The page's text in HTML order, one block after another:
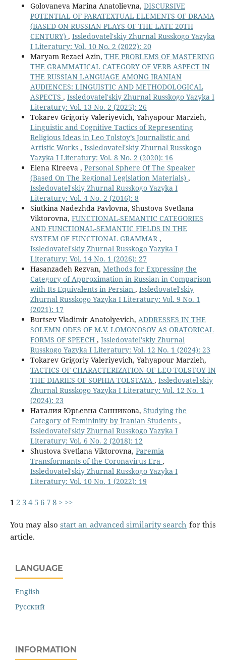
Golovaneva Marina Anatolievna, DISCURSIVE
POTENTIAL OF PARATEXTUAL ELEMENTS OF DRAMA
(BASED ON RUSSIAN PLAYS OF THE LATE 20TH
CENTURY) , Issledovatel'skiy Zhurnal Russkogo Yazyka
I Literatury: Vol. 10 No. 2 (2022): 20
Maryam Rezaei Azin, THE PROBLEMS OF MASTERING
THE GRAMMATICAL CATEGORY OF VERB ASPECT IN
THE RUSSIAN LANGUAGE AMONG IRANIAN
AUDIENCES: LINGUISTIC AND METHODOLOGICAL
ASPECTS , Issledovatel'skiy Zhurnal Russkogo Yazyka I
Literatury: Vol. 13 No. 2 (2025): 26
Tokarev Grigoriy Valeriyevich, Yahyapour Marzieh,
Linguistic and Cognitive Tactics of Representing
Religious Ideas in Leo Tolstoy’s Journalistic and
Artistic Works , Issledovatel'skiy Zhurnal Russkogo
Yazyka I Literatury: Vol. 8 No. 2 (2020): 16
Elena Kireeva , Personal Sphere Of The Speaker
(Based On The Regional Legislation Materials) ,
Issledovatel'skiy Zhurnal Russkogo Yazyka I
Literatury: Vol. 4 No. 2 (2016): 8
Siutkina Nadezhda Pavlovna, Shustova Svetlana
Viktorovna, FUNCTIONAL-SEMANTIC CATEGORIES
AND FUNCTIONAL-SEMANTIC FIELDS IN THE
SYSTEM OF FUNCTIONAL GRAMMAR,
Issledovatel'skiy Zhurnal Russkogo Yazyka I
Literatury: Vol. 14 No. 1 (2026): 27
Hasanzadeh Rezvan, Methods for Expressing the
Category of Approximation in Russian in Comparison
with Its Equivalents in Persian , Issledovatel'skiy
Zhurnal Russkogo Yazyka I Literatury: Vol. 9 No. 1
(2021): 17
Burtsev Vladimir Anatolyevich, ADDRESSES IN THE
SOLEMN ODES OF M.V. LOMONOSOV AS ORATORICAL
FORMS OF SPEECH , Issledovatel'skiy Zhurnal
Russkogo Yazyka I Literatury: Vol. 12 No. 1 (2024): 23
Tokarev Grigoriy Valeriyevich, Yahyapour Marzieh,
TACTICS OF CHARACTERIZATION OF LEO TOLSTOY IN
THE DIARIES OF SOPHIA TOLSTAYA , Issledovatel'skiy
Zhurnal Russkogo Yazyka I Literatury: Vol. 12 No. 1
(2024): 23
Наталия Юрьевна Санникова, Studying the
Category of Femininity by Iranian Students ,
Issledovatel'skiy Zhurnal Russkogo Yazyka I
Literatury: Vol. 6 No. 2 (2018): 12
Shustova Svetlana Viktorovna, Paremia
Transformants of the Coronavirus Era ,
Issledovatel'skiy Zhurnal Russkogo Yazyka I
Literatury: Vol. 10 No. 1 (2022): 19
12 34 5 6 78 > >>
You may also start an advanced similarity search for this
article.
LANGUAGE
English
Русский
INFORMATION